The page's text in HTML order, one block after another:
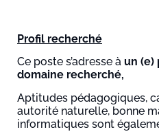
Profil recherché
Ce poste s’adresse à un (e)
domaine recherché,
Aptitudes pédagogiques,
autorité naturelle, bonne
informatiques sont